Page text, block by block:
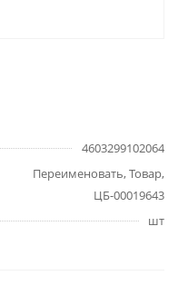
4603299102064
Переименовать, Товар,
ЦБ-00019643
шт